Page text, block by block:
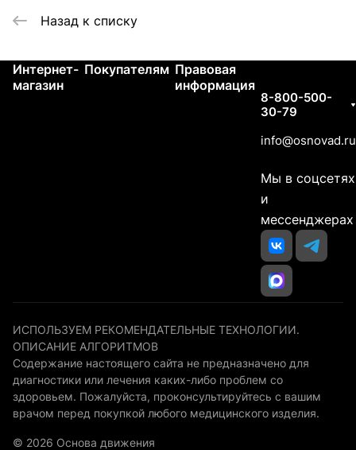
Назад к списку
Интернет-
магазин
Покупателям Правовая
информация
8-800-500-
30-79
info@osnovad.ru
Мы в соцсетях
и
мессенджерах
ИСПОЛЬЗУЕМ РЕКОМЕНДАТЕЛЬНЫЕ ТЕХНОЛОГИИ.
ОПИСАНИЕ АЛГОРИТМОВ
Содержание настоящего сайта не предназначено для
диагностики или лечения каких-либо проблем со
здоровьем. Пожалуйста, проконсультируйтесь с вашим
врачом перед покупкой любого медицинского изделия.
© 2026 Основа движения